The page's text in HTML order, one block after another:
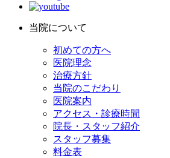
当院について
初めての方へ
医院理念
治療方針
当院のこだわり
医院案内
アクセス・診療時間
院長・スタッフ紹介
スタッフ募集
料金表